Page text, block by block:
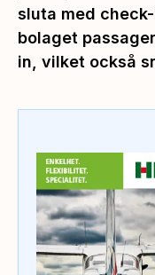
sluta med
bolaget
in, vilket också